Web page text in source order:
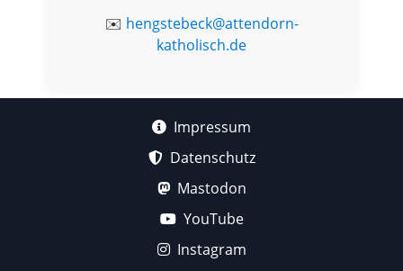
✉️ hengstebeck@attendorn-
katholisch.de
Mastodon
YouTube
Instagram
Impressum
Datenschutz